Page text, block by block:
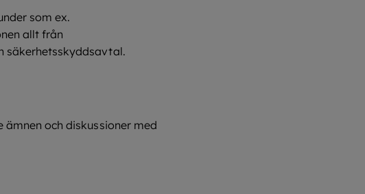
som ex.
allt från
säkerhetsskyddsavtal.
och diskussioner med